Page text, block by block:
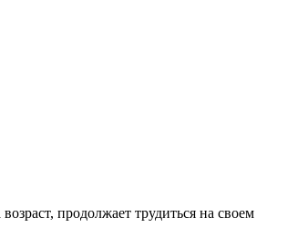
продолжает трудиться на своем